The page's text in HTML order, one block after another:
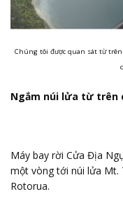
Chúng tôi được quan sát từ
Ngắm núi lửa từ trên
Máy bay rời Cửa Địa
một vòng tới núi lửa Mt.
Rotorua.